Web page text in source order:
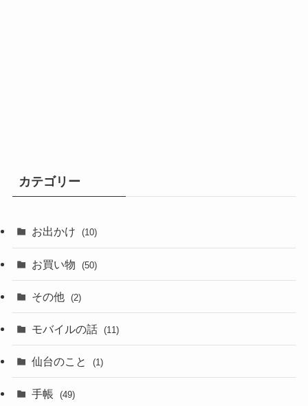
カテゴリー
お出かけ (10)
お買い物 (50)
その他 (2)
モバイルの話 (11)
仙台のこと (1)
手帳 (49)